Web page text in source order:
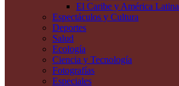
El Caribe y América Latina
Espectáculos y Cultura
Deportes
Salud
Ecología
Ciencia y Tecnología
Fotografías
Especiales